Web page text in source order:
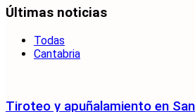
Últimas noticias
Todas
Cantabria
Tiroteo y apuñalamiento en